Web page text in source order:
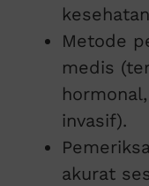
Metode
medis
invasif).
akurat